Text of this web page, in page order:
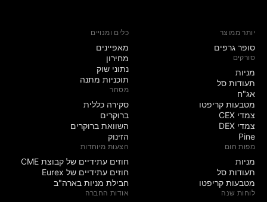
יותר ממוצר
סופר גרפים
סורקים
מניות‏
תעודות סל
אג"ח
מטבעות קריפטו
צמדי CEX
צמדי DEX
Pine
מפות חום
מניות‏
תעודות סל
מטבעות קריפטו
לוחות שנה
כלים ומנויים
מאפיינים
מחירון
נתוני שוק
תוכניות מתנה
מסחר
סקירה כללית
ברוקרים
השוואת ברוקרים
הזינוק
הצעות מיוחדות
חוזים עתידיים של קבוצת CME
חוזים עתידיים של Eurex
חבילת מניות בארה"ב
אודות החברה